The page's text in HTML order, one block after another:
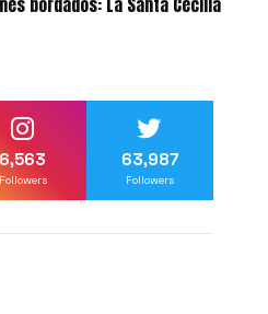
bordados: La Santa Cecilia
6,563
Followers
63,987
Followers